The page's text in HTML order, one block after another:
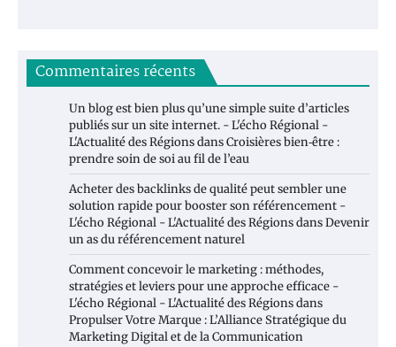
Commentaires récents
Un blog est bien plus qu’une simple suite d’articles
publiés sur un site internet. - L'écho Régional -
L'Actualité des RégionsdansCroisières bien‑être :
prendre soin de soi au fil de l’eau
Acheter des backlinks de qualité peut sembler une
solution rapide pour booster son référencement -
L'écho Régional - L'Actualité des RégionsdansDevenir
un as du référencement naturel
Comment concevoir le marketing : méthodes,
stratégies et leviers pour une approche efficace -
L'écho Régional - L'Actualité des Régionsdans
Propulser Votre Marque : L’Alliance Stratégique du
Marketing Digital et de la Communication